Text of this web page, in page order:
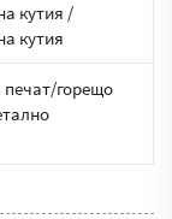
кутия /
кутия
горещо